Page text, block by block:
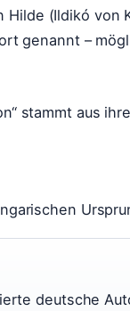
Hilde (Ildikó
genannt –
stammt aus
deutsche